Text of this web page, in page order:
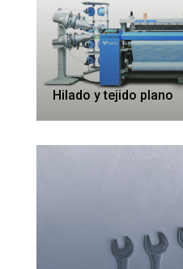
Hilado y tejido plano